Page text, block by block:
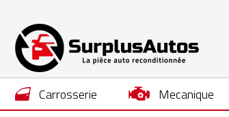
carrosserie mecanique